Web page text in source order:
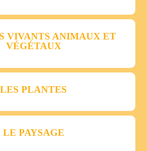
VIVANTS ANIMAUX ET
VÉGÉTAUX
LES PLANTES
LE PAYSAGE